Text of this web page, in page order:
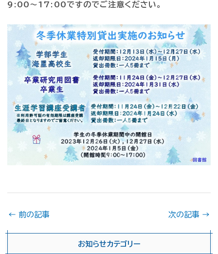
9:00～17:00ですのでご注意ください。
← 前の記事 次の記事 →
お知らせカテゴリー